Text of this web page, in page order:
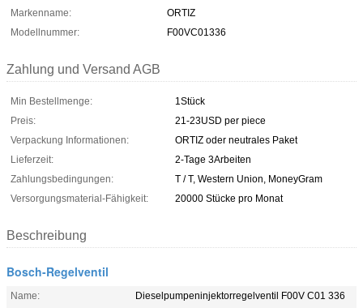
Markenname:
ORTIZ
Modellnummer:
F00VC01336
Zahlung und Versand AGB
Min Bestellmenge:
1Stück
Preis:
21-23USD per piece
Verpackung Informationen:
ORTIZ oder neutrales Paket
Lieferzeit:
2-Tage 3Arbeiten
Zahlungsbedingungen:
T / T, Western Union, MoneyGram
Versorgungsmaterial-Fähigkeit:
20000 Stücke pro Monat
Beschreibung
Bosch-Regelventil
Name:
Dieselpumpeninjektorregelventil F00V C01 336